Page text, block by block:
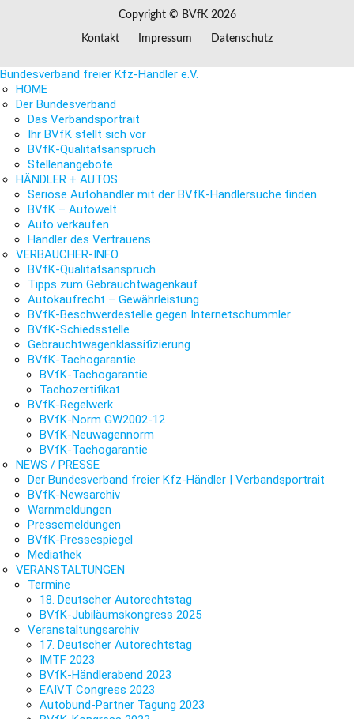
Copyright © BVfK 2026
Kontakt Impressum Datenschutz
Bundesverband freier Kfz-Händler e.V.
HOME
Der Bundesverband
Das Verbandsportrait
Ihr BVfK stellt sich vor
BVfK-Qualitätsanspruch
Stellenangebote
HÄNDLER + AUTOS
Seriöse Autohändler mit der BVfK-Händlersuche finden
BVfK – Autowelt
Auto verkaufen
Händler des Vertrauens
VERBAUCHER-INFO
BVfK-Qualitätsanspruch
Tipps zum Gebrauchtwagenkauf
Autokaufrecht – Gewährleistung
BVfK-Beschwerdestelle gegen Internetschummler
BVfK-Schiedsstelle
Gebrauchtwagenklassifizierung
BVfK-Tachogarantie
BVfK-Tachogarantie
Tachozertifikat
BVfK-Regelwerk
BVfK-Norm GW2002-12
BVfK-Neuwagennorm
BVfK-Tachogarantie
NEWS / PRESSE
Der Bundesverband freier Kfz-Händler | Verbandsportrait
BVfK-Newsarchiv
Warnmeldungen
Pressemeldungen
BVfK-Pressespiegel
Mediathek
VERANSTALTUNGEN
Termine
18. Deutscher Autorechtstag
BVfK-Jubiläumskongress 2025
Veranstaltungsarchiv
17. Deutscher Autorechtstag
IMTF 2023
BVfK-Händlerabend 2023
EAIVT Congress 2023
Autobund-Partner Tagung 2023